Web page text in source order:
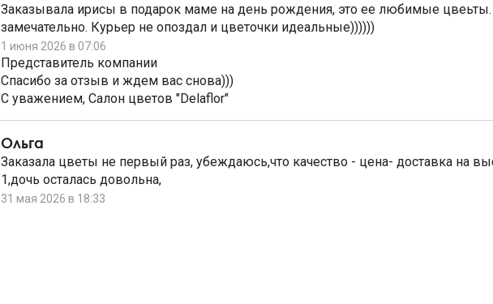
Заказывала ирисы в подарок маме на день рождения, это ее любимые
замечательно. Курьер не опоздал и цветочки идеальные))))))
1 июня 2026 в 07:06
Представитель компании
Спасибо за отзыв и ждем вас снова)))
С уважением, Салон цветов "Delaflor"
Ольга
Заказала цветы не первый раз, убеждаюсь,что качество - цена- доставка на
1,дочь осталась довольна,
31 мая 2026 в 18:33